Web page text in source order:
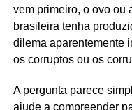
vem primeiro, o ovo ou
brasileira tenha
dilema aparentemente
os corruptos ou os
A pergunta parece
ajude a compreender